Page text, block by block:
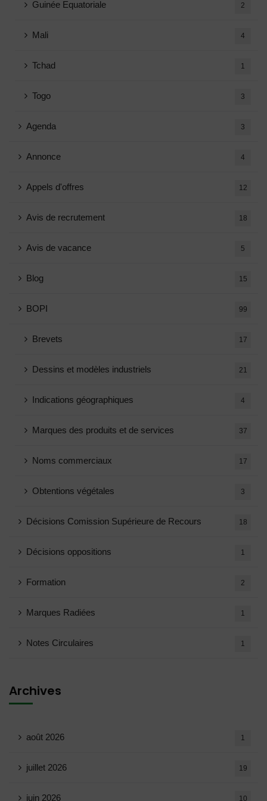
Guinée Equatoriale 2
Mali 4
Tchad 1
Togo 3
Agenda 3
Annonce 4
Appels d'offres 12
Avis de recrutement 18
Avis de vacance 5
Blog 15
BOPI 99
Brevets 17
Dessins et modèles industriels 21
Indications géographiques 4
Marques des produits et de services 37
Noms commerciaux 17
Obtentions végétales 3
Décisions Comission Supérieure de Recours 18
Décisions oppositions 1
Formation 2
Marques Radiées 1
Notes Circulaires 1
Archives
août 2026 1
juillet 2026 19
juin 2026 10